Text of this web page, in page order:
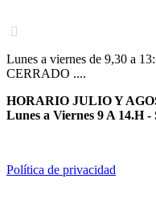
Lunes a viernes de 9,30 a
CERRADO ....
HORARIO JULIO Y
Lunes a Viernes 9 A 14.H
Política de privacidad